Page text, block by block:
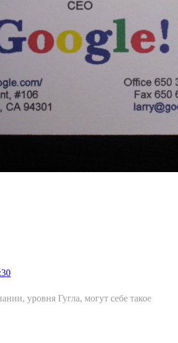
уровня Гугла, могут себе такое